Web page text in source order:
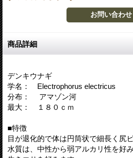
商品詳細
デンキウナギ
学名： Electrophorus electricus
分布： アマゾン河
最大： １８０ｃｍ
■特徴
目が退化的で体は円筒状で細長く尻
水質は、中性から弱アルカリ性を好み